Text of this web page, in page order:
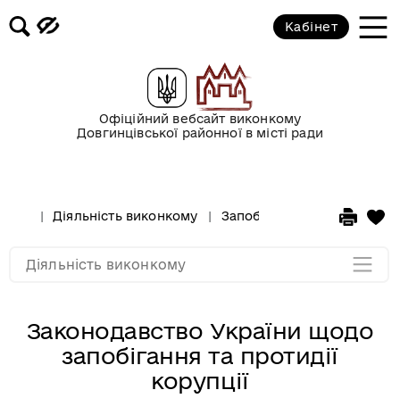
Офіційний вебсайт виконкому
Довгинцівської районної в місті ради
Кабінет
Діяльність виконкому Запобігання проявам
Законодавство України щодо
запобігання та протидії
корупції
Діяльність виконкому
Запобігання проявам корупції
Реалізація Закону України «Про
очищення влади»
Методика створення та діяльності